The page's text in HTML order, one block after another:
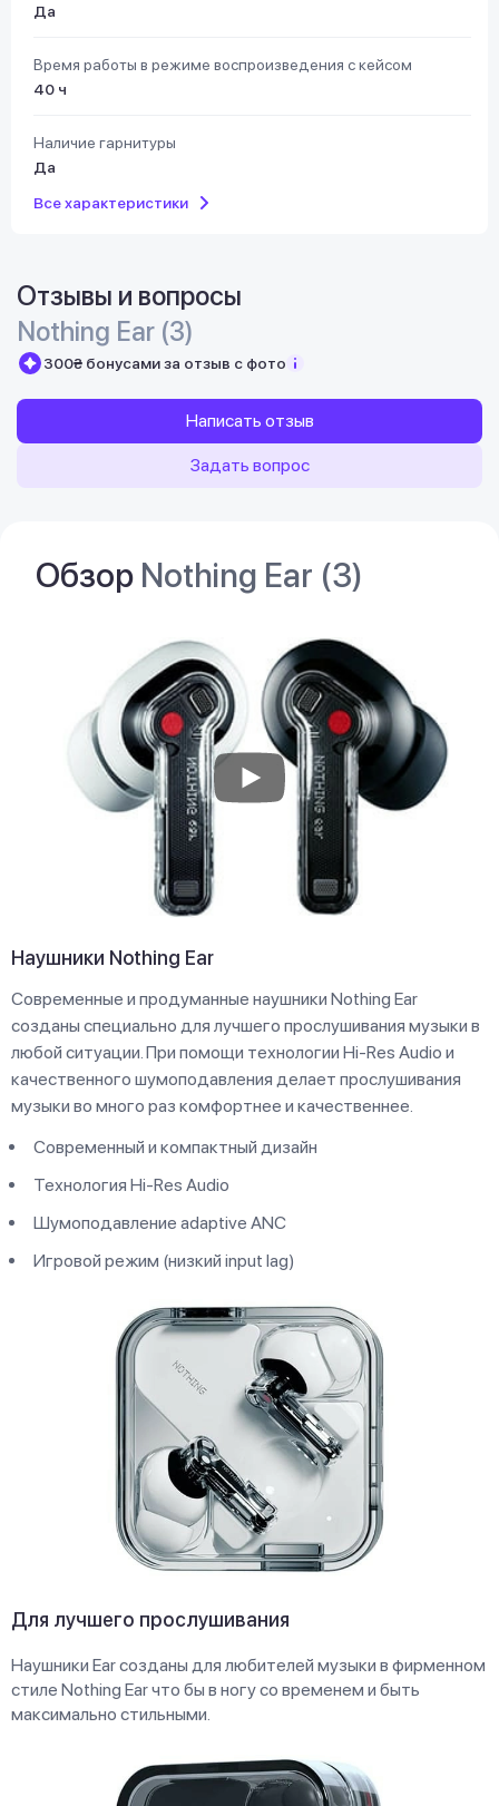
Да
Время работы в режиме воспроизведения с кейсом
40 ч
Наличие гарнитуры
Да
Все характеристики
Отзывы и вопросы
Nothing Ear (3)
300₴ бонусами за отзыв с фото
Написать отзыв
Задать вопрос
Обзор Nothing Ear (3)
Наушники Nothing Ear
Современные и продуманные наушники Nothing Ear
созданы специально для лучшего прослушивания музыки в
любой ситуации. При помощи технологии Hi-Res Audio и
качественного шумоподавления делает прослушивания
музыки во много раз комфортнее и качественнее.
Современный и компактный дизайн
Технология Hi-Res Audio
Шумоподавление adaptive ANC
Игровой режим (низкий input lag)
Для лучшего прослушивания
Наушники Ear созданы для любителей музыки в фирменном
стиле Nothing Ear что бы в ногу со временем и быть
максимально стильными.